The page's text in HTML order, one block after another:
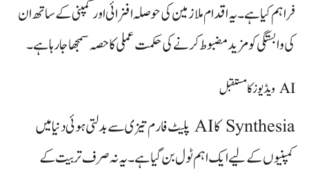
فراہم کیا ہے۔ یہ اقدام ملازمین کی حوصلہ افزائی اور کمپنی کے ساتھ ان
کی وابستگی کو مزید مضبوط کرنے کی حکمت عملی کا حصہ سمجھا جا رہا ہے۔
AI ویڈیوز کا مستقبل
Synthesia کا AI پلیٹ فارم تیزی سے بدلتی ہوئی دنیا میں
کمپنیوں کے لیے ایک اہم ٹول بن گیا ہے۔ یہ نہ صرف تربیت کے